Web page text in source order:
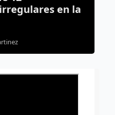
Artificial, habrá
6 agosto, 2026